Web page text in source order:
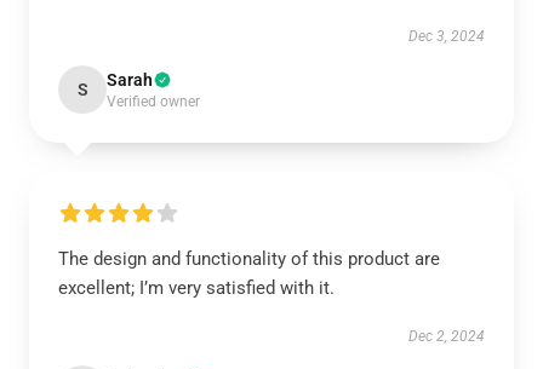
Dec 3, 2024
S Sarah
Verified owner
The design and functionality of this product are
excellent; I’m very satisfied with it.
Dec 2, 2024